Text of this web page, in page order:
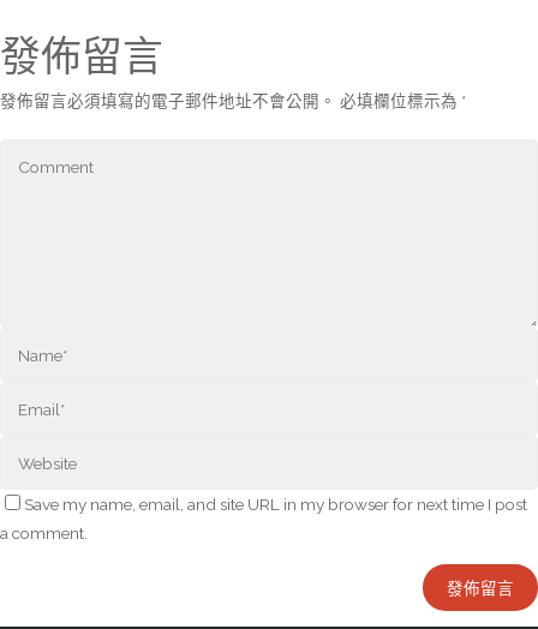
發佈留言
發佈留言必須填寫的電子郵件地址不會公開。 必填欄位標示為 *
Save my name, email, and site URL in my browser for next time I post
a comment.